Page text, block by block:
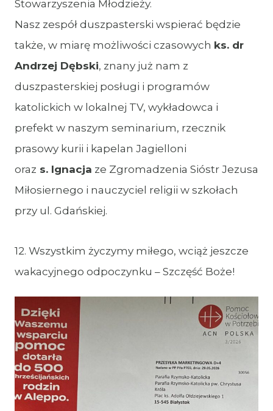
Stowarzyszenia Młodzieży.
Nasz zespół duszpasterski wspierać będzie
także, w miarę możliwości czasowych ks. dr
Andrzej Dębski, znany już nam z
duszpasterskiej posługi i programów
katolickich w lokalnej TV, wykładowca i
prefekt w naszym seminarium, rzecznik
prasowy kurii i kapelan Jagielloni
oraz s. Ignacja ze Zgromadzenia Sióstr Jezusa
Miłosiernego i nauczyciel religii w szkołach
przy ul. Gdańskiej.
12. Wszystkim życzymy miłego, wciąż jeszcze
wakacyjnego odpoczynku – Szczęść Boże!